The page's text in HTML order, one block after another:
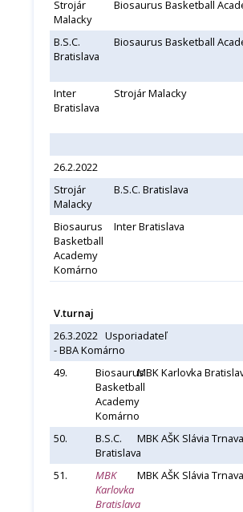
Strojár
Malacky
Biosaurus Basketball
B.S.C.
Bratislava
Biosaurus Basketball
Inter
Bratislava
Strojár Malacky
26.2.2022
Strojár
Malacky
B.S.C. Bratislava
Biosaurus
Basketball
Academy
Komárno
Inter Bratislava
V.turnaj
26.3.2022 Usporiadateľ
- BBA Komárno
49.
Biosaurus
Basketball
Academy
Komárno
MBK Karlovka
50.
B.S.C.
Bratislava
MBK AŠK Slávia Trnava
51.
MBK
Karlovka
Bratislava
MBK AŠK Slávia Trnava